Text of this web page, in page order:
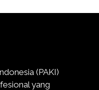
(PAKI)
yang